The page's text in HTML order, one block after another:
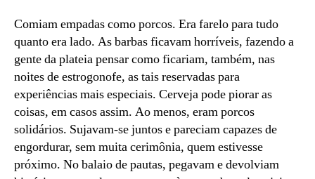
Comiam empadas como porcos. Era farelo para tudo
quanto era lado. As barbas ficavam horríveis, fazendo a
gente da plateia pensar como ficariam, também, nas
noites de estrogonofe, as tais reservadas para
experiências mais especiais. Cerveja pode piorar as
coisas, em casos assim. Ao menos, eram porcos
solidários. Sujavam-se juntos e pareciam capazes de
engordurar, sem muita cerimônia, quem estivesse
próximo. No balaio de pautas, pegavam e devolviam